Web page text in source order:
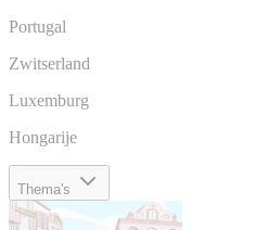
Portugal
Zwitserland
Luxemburg
Hongarije
Thema's